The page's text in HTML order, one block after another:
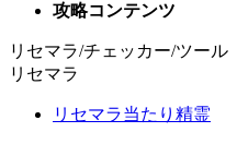
攻略コンテンツ
リセマラ/チェッカー/ツール
リセマラ
リセマラ当たり精霊